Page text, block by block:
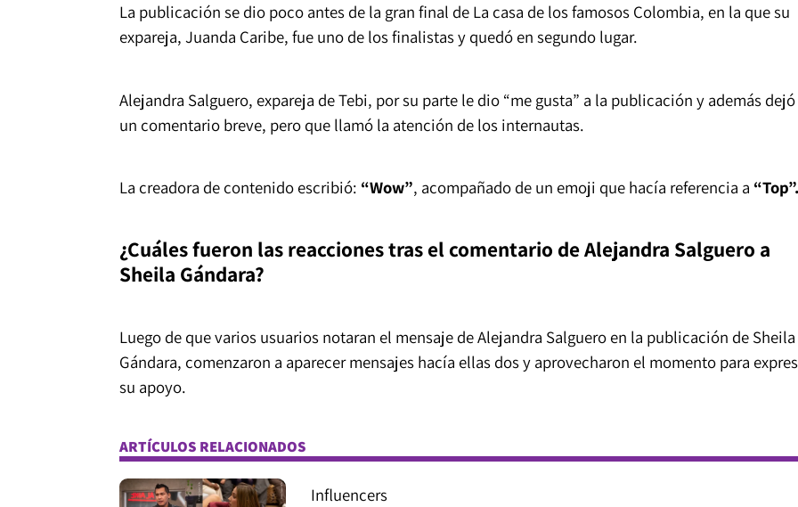
La publicación se dio poco antes de la gran final de La casa de los famosos Colombia, en la que su
expareja, Juanda Caribe, fue uno de los finalistas y quedó en segundo lugar.
Alejandra Salguero, expareja de Tebi, por su parte le dio “me gusta” a la publicación y además dejó
un comentario breve, pero que llamó la atención de los internautas.
La creadora de contenido escribió: “Wow”, acompañado de un emoji que hacía referencia a “Top”.
¿Cuáles fueron las reacciones tras el comentario de Alejandra Salguero a
Sheila Gándara?
Luego de que varios usuarios notaran el mensaje de Alejandra Salguero en la publicación de Sheila
Gándara, comenzaron a aparecer mensajes hacía ellas dos y aprovecharon el momento para
su apoyo.
ARTÍCULOS RELACIONADOS
Influencers